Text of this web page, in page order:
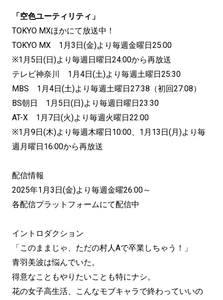
「空色ユーティリティ」
TOKYO MXほかにて放送中！
TOKYO MX 1月3日(金)より毎週金曜日25:00
※1月5日(日)より毎週日曜日24:00から再放送
テレビ神奈川 1月4日(土)より毎週土曜日25:30
MBS 1月4日(土)より毎週土曜日27:38（初回27:08）
BS朝日 1月5日(日)より毎週日曜日23:30
AT-X 1月7日(火)より毎週火曜日22:00
※1月9日(木)より毎週木曜日10:00、1月13日(月)より毎
週月曜日16:00から再放送
配信情報
2025年1月3日(金)より毎週金曜26:00～
各配信プラットフォームにて配信中
イントロダクション
「このままじゃ、ただの村人Aで卒業しちゃう！」
青羽美波は悩んでいた。
得意なこともやりたいことも特にナシ。
花の女子高生活、こんなモブキャラで終わっていいの